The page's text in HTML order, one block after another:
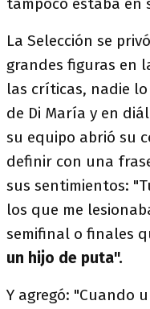
La Selección se
grandes figuras en
las críticas, nadie
de Di María y en
su equipo abrió su
definir con una
sus sentimientos:
los que me
semifinal o finales
un hijo de puta".
Y agregó: "Cuando